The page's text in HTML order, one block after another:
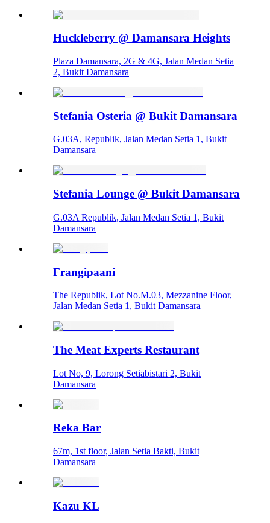
Huckleberry @ Damansara Heights
Plaza Damansara, 2G & 4G, Jalan Medan Setia
2, Bukit Damansara
Stefania Osteria @ Bukit Damansara
G.03A, Republik, Jalan Medan Setia 1, Bukit
Damansara
Stefania Lounge @ Bukit Damansara
G.03A Republik, Jalan Medan Setia 1, Bukit
Damansara
Frangipaani
The Republik, Lot No.M.03, Mezzanine Floor,
Jalan Medan Setia 1, Bukit Damansara
The Meat Experts Restaurant
Lot No, 9, Lorong Setiabistari 2, Bukit
Damansara
Reka Bar
67m, 1st floor, Jalan Setia Bakti, Bukit
Damansara
Kazu KL